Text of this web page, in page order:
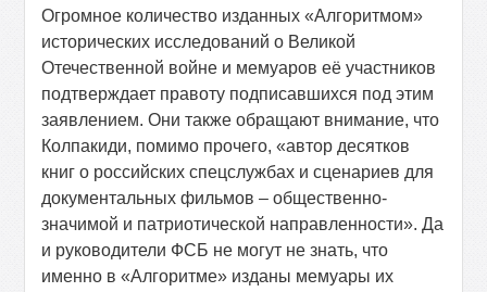
Огромное количество изданных «Алгоритмом»
исторических исследований о Великой
Отечественной войне и мемуаров её участников
подтверждает правоту подписавшихся под этим
заявлением. Они также обращают внимание, что
Колпакиди, помимо прочего, «автор десятков
книг о российских спецслужбах и сценариев для
документальных фильмов – общественно-
значимой и патриотической направленности». Да
и руководители ФСБ не могут не знать, что
именно в «Алгоритме» изданы мемуары их